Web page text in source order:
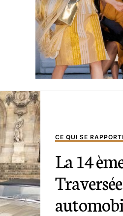
CE QUI SE
La 14